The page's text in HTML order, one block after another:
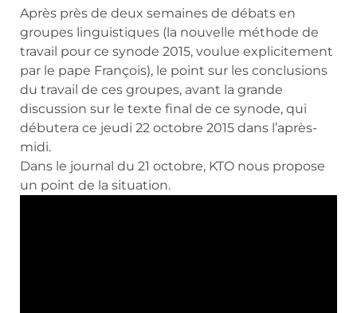
Après près de deux semaines de débats en
groupes linguistiques (la nouvelle méthode de
travail pour ce synode 2015, voulue explicitement
par le pape François), le point sur les conclusions
du travail de ces groupes, avant la grande
discussion sur le texte final de ce synode, qui
débutera ce jeudi 22 octobre 2015 dans l’après-
midi.
Dans le journal du 21 octobre, KTO nous propose
un point de la situation.